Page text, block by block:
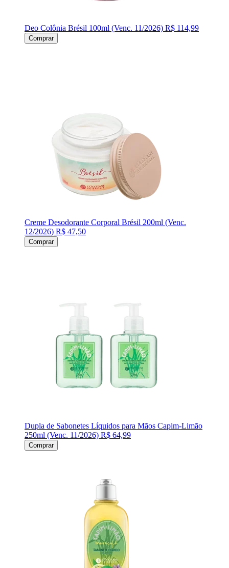
Deo Colônia Brésil 100ml (Venc. 11/2026) R$ 114,99
Comprar
Creme Desodorante Corporal Brésil 200ml (Venc.
12/2026) R$ 47,50
Comprar
Dupla de Sabonetes Líquidos para Mãos Capim-Limão
250ml (Venc. 11/2026) R$ 64,99
Comprar